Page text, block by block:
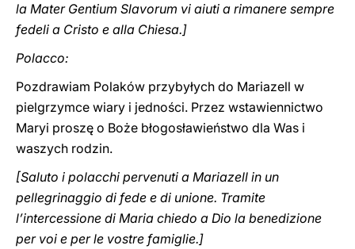
la Mater Gentium Slavorum vi aiuti a rimanere sempre
fedeli a Cristo e alla Chiesa.]
Polacco:
Pozdrawiam Polaków przybyłych do Mariazell w
pielgrzymce wiary i jedności. Przez wstawiennictwo
Maryi proszę o Boże błogosławieństwo dla Was i
waszych rodzin.
[Saluto i polacchi pervenuti a Mariazell in un
pellegrinaggio di fede e di unione. Tramite
l’intercessione di Maria chiedo a Dio la benedizione
per voi e per le vostre famiglie.]